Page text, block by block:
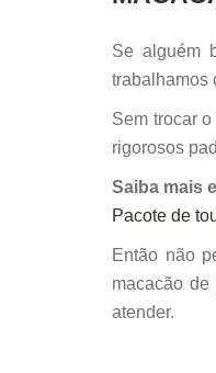
Se alguém
trabalhamos
Sem trocar
rigorosos
Saiba mais
Pacote de
Então não
macacão
atender.